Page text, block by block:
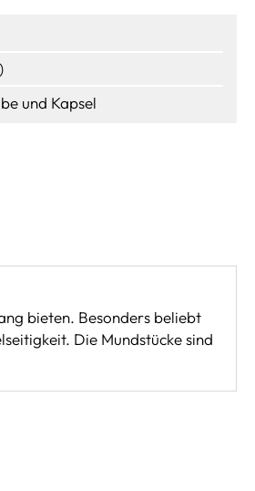
und Kapsel
bieten. Besonders beliebt
Die Mundstücke sind